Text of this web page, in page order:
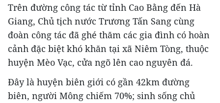
Trên đường công tác từ tỉnh Cao Bằng đến Hà
Giang, Chủ tịch nước Trương Tấn Sang cùng
đoàn công tác đã ghé thăm các gia đình có hoàn
cảnh đặc biệt khó khăn tại xã Niêm Tòng, thuộc
huyện Mèo Vạc, cửa ngõ lên cao nguyên đá.
Đây là huyện biên giới có gần 42km đường
biên, người Mông chiếm 70%; sinh sống chủ